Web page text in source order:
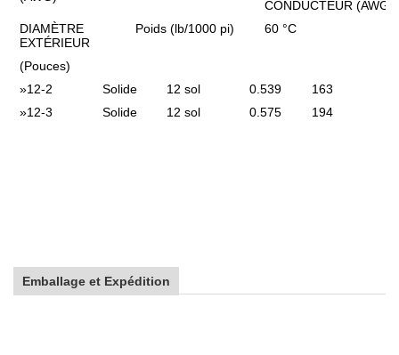
CONDUCTEUR (AWG)
DIAMÈTRE
EXTÉRIEUR
(Pouces)
Poids (lb/1000 pi) 60 °C
»12-2 Solide 12 sol 0.539
163
»12-3 Solide 12 sol 0.575 194
Emballage et Expédition